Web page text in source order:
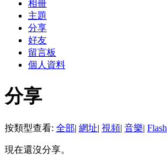
相冊
主題
分享
好友
留言板
個人資料
分享
按類型查看: 全部| 網址| 視頻| 音樂| Flash
現在還沒分享。